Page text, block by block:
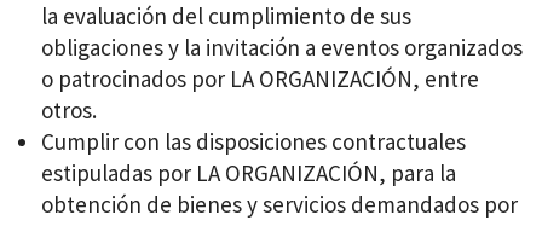
la evaluación del cumplimiento de sus
obligaciones y la invitación a eventos organizados
o patrocinados por LA ORGANIZACIÓN, entre
otros.
Cumplir con las disposiciones contractuales
estipuladas por LA ORGANIZACIÓN, para la
obtención de bienes y servicios demandados por